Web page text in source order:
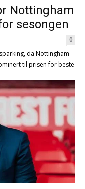
Nottingham
sesongen
0
da Nottingham
til prisen for beste